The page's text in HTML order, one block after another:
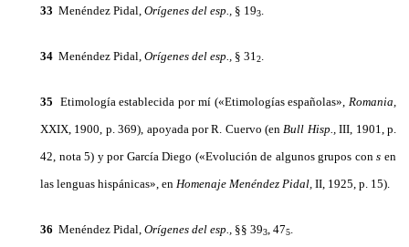
33 Menéndez Pidal, Orígenes del esp., § 193
34 Menéndez Pidal, Orígenes del esp., § 31 2
35 Etimología establecida por mí («Etimologías españolas», Romania,
XXIX, 1900, p. 369), apoyada por R. Cuervo (en Bull Hisp.,III, 1901, p.
42, nota 5) y por García Diego («Evolución de algunos grupos consen
las lenguas hispánicas», en Homenaje Menéndez Pidal, II, 1925, p. 15).
36 Menéndez Pidal, Orígenes del esp., §§ 393 , 475